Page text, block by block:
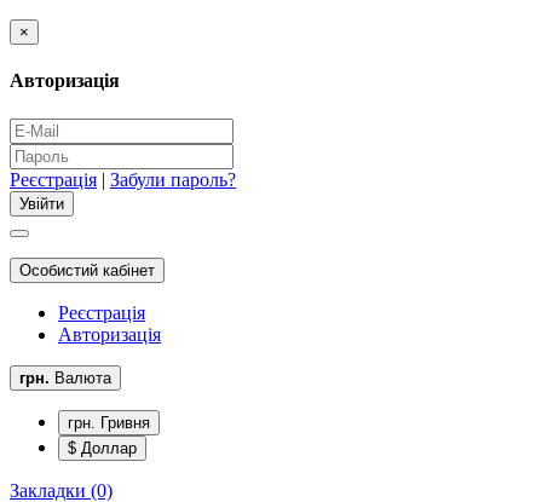
×
Авторизація
Реєстрація | Забули пароль?
Особистий кабінет
Реєстрація
Авторизація
грн. Валюта
грн. Гривня
$ Доллар
Закладки (0)